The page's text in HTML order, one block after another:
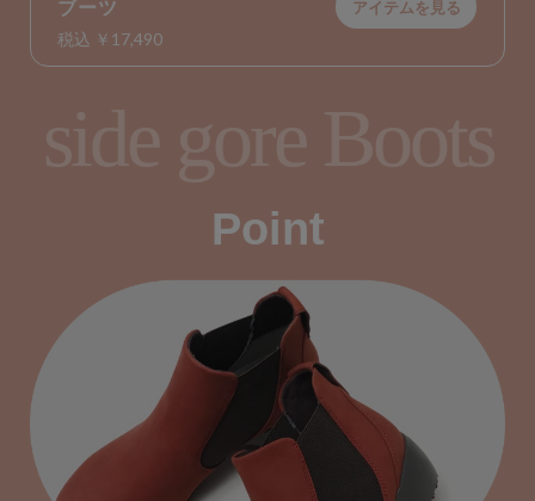
ブーツ
税込 ￥17,490
アイテムを見る
Point